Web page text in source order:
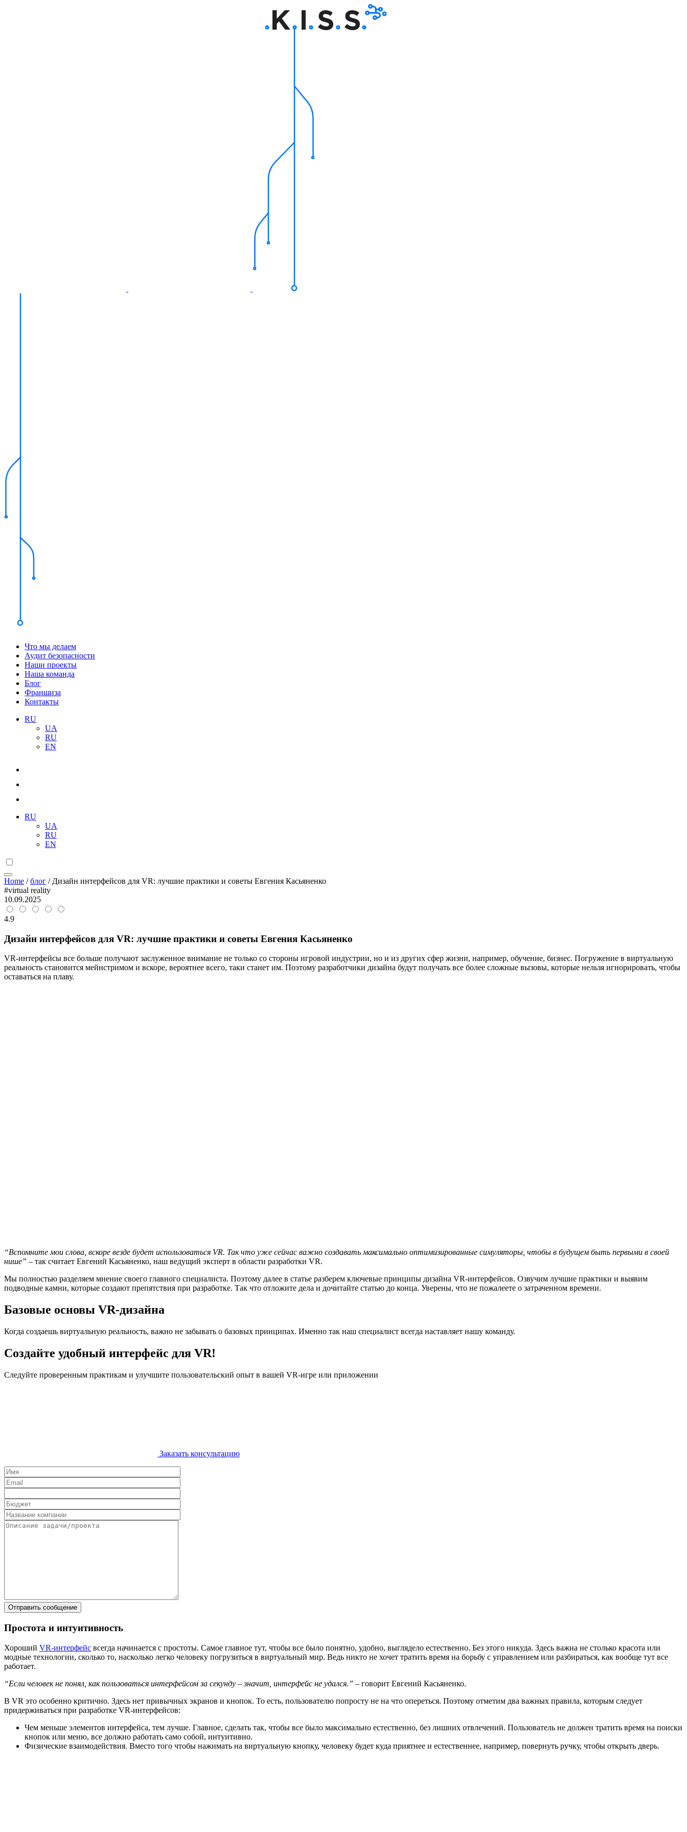
Что мы делаем
Аудит безопасности
Наши проекты
Наша команда
Блог
Франшиза
Контакты
RU
UA
RU
EN
RU
UA
RU
EN
Home /блог / Дизайн интерфейсов для VR: лучшие практики и советы Евгения Касьяненко
#virtual reality
10.09.2025
4.9
Дизайн интерфейсов для VR: лучшие практики и советы Евгения Касьяненко
VR-интерфейсы все больше получают заслуженное внимание не только со стороны игровой индустрии, но и из других сфер жизни, например, обучение, бизнес. Погружение в виртуальную
реальность становится мейнстримом и вскоре, вероятнее всего, таки станет им. Поэтому разработчики дизайна будут получать все более сложные вызовы, которые нельзя игнорировать, чтобы
оставаться на плаву.
“Вспомните мои слова, вскоре везде будет использоваться VR. Так что уже сейчас важно создавать максимально оптимизированные симуляторы, чтобы в будущем быть первыми в своей
нише” – так считает Евгений Касьяненко, наш ведущий эксперт в области разработки VR.
Мы полностью разделяем мнение своего главного специалиста. Поэтому далее в статье разберем ключевые принципы дизайна VR-интерфейсов. Озвучим лучшие практики и выявим
подводные камни, которые создают препятствия при разработке. Так что отложите дела и дочитайте статью до конца. Уверены, что не пожалеете о затраченном времени.
Базовые основы VR-дизайна
Когда создаешь виртуальную реальность, важно не забывать о базовых принципах. Именно так наш специалист всегда наставляет нашу команду.
Создайте удобный интерфейс для VR!
Следуйте проверенным практикам и улучшите пользовательский опыт в вашей VR-игре или приложении
Заказать консультацию
Простота и интуитивность
Хороший VR-интерфейс всегда начинается с простоты. Самое главное тут, чтобы все было понятно, удобно, выглядело естественно. Без этого никуда. Здесь важна не столько красота или
модные технологии, сколько то, насколько легко человеку погрузиться в виртуальный мир. Ведь никто не хочет тратить время на борьбу с управлением или разбираться, как вообще тут все
работает.
“Если человек не понял, как пользоваться интерфейсом за секунду – значит, интерфейс не удался.” – говорит Евгений Касьяненко.
В VR это особенно критично. Здесь нет привычных экранов и кнопок. То есть, пользователю попросту не на что опереться. Поэтому отметим два важных правила, которым следует
придерживаться при разработке VR-интерфейсов:
Чем меньше элементов интерфейса, тем лучше. Главное, сделать так, чтобы все было максимально естественно, без лишних отвлечений. Пользователь не должен тратить время на поиски
кнопок или меню, все должно работать само собой, интуитивно.
Физические взаимодействия. Вместо того чтобы нажимать на виртуальную кнопку, человеку будет куда приятнее и естественнее, например, повернуть ручку, чтобы открыть дверь.